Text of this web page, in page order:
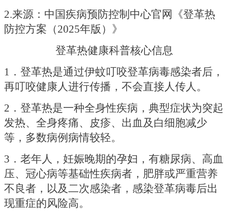
2.来源：中国疾病预防控制中心官网《登革热
防控方案（2025年版）》
登革热健康科普核心信息
1．登革热是通过伊蚊叮咬登革病毒感染者后，
再叮咬健康人进行传播，不会直接人传人。
2．登革热是一种全身性疾病，典型症状为突起
发热、全身疼痛、皮疹、出血及白细胞减少
等，多数病例病情较轻。
3．老年人，妊娠晚期的孕妇，有糖尿病、高血
压、冠心病等基础性疾病者，肥胖或严重营养
不良者，以及二次感染者，感染登革病毒后出
现重症的风险高。